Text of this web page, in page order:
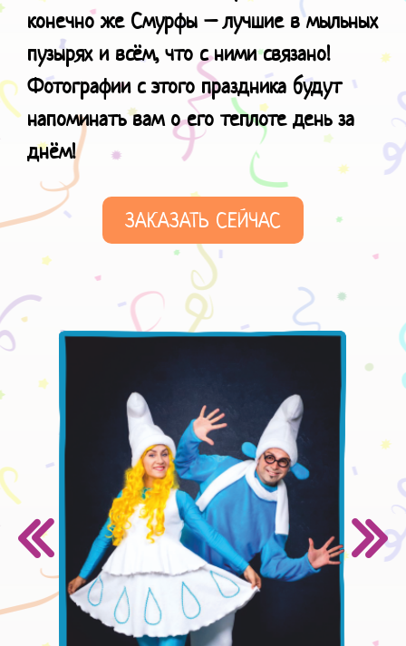
конечно же Смурфы – лучшие в мыльных
пузырях и всём, что с ними связано!
Фотографии с этого праздника будут
напоминать вам о его теплоте день за
днём!
ЗАКАЗАТЬ СЕЙЧАС